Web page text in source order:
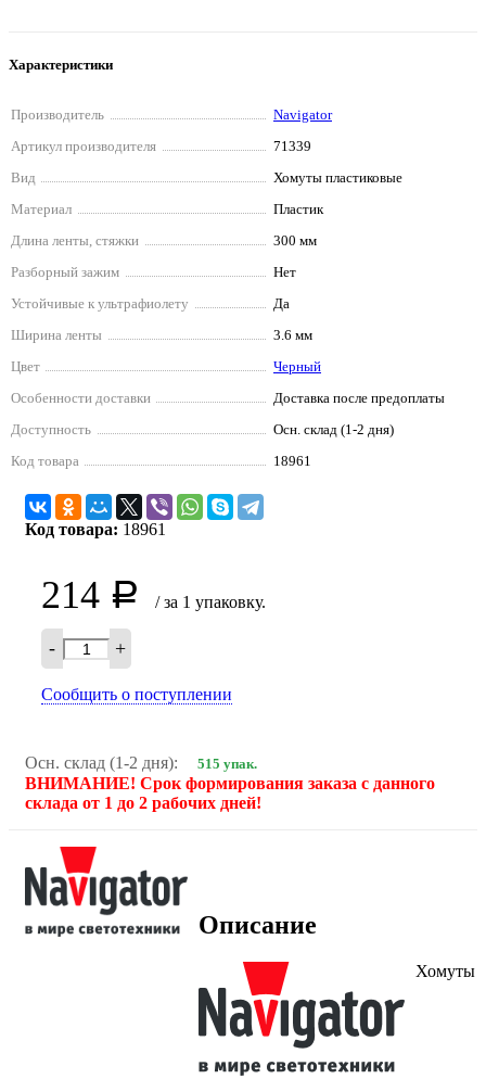
Характеристики
Производитель
Navigator
Артикул производителя
71339
Вид
Хомуты пластиковые
Материал
Пластик
Длина ленты, стяжки
300 мм
Разборный зажим
Нет
Устойчивые к ультрафиолету
Да
Ширина ленты
3.6 мм
Цвет
Черный
Особенности доставки
Доставка после предоплаты
Доступность
Осн. склад (1-2 дня)
Код товара
18961
Код товара: 18961
214 Р / за 1 упаковку.
- +
Сообщить о поступлении
Осн. склад (1-2 дня): 515 упак.
ВНИМАНИЕ! Срок формирования заказа с данного
склада от 1 до 2 рабочих дней!
Описание
Хомуты